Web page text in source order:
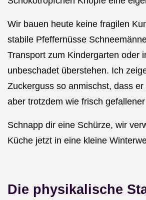
Wir bauen heute keine fragilen
stabile Pfeffernüsse
Transport zum Kindergarten oder
unbeschadet überstehen. Ich
Zuckerguss so anmischst, dass
aber trotzdem wie frisch
Schnapp dir eine Schürze, wir
Küche jetzt in eine kleine
Die physikalische